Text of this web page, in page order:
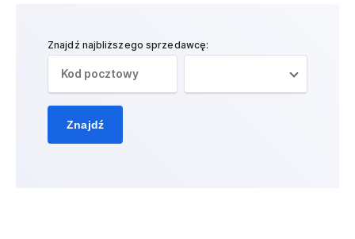
Znajdź najbliższego sprzedawcę:
Znajdź